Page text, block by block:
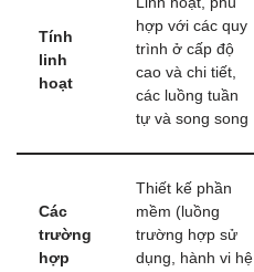
Tính
linh
hoạt
hợp với các quy
trình ở cấp độ
cao và chi tiết,
các luồng tuần
tự và song song
Các
trường
hợp
Thiết kế phần
mềm (luồng
trường hợp sử
dụng, hành vi hệ